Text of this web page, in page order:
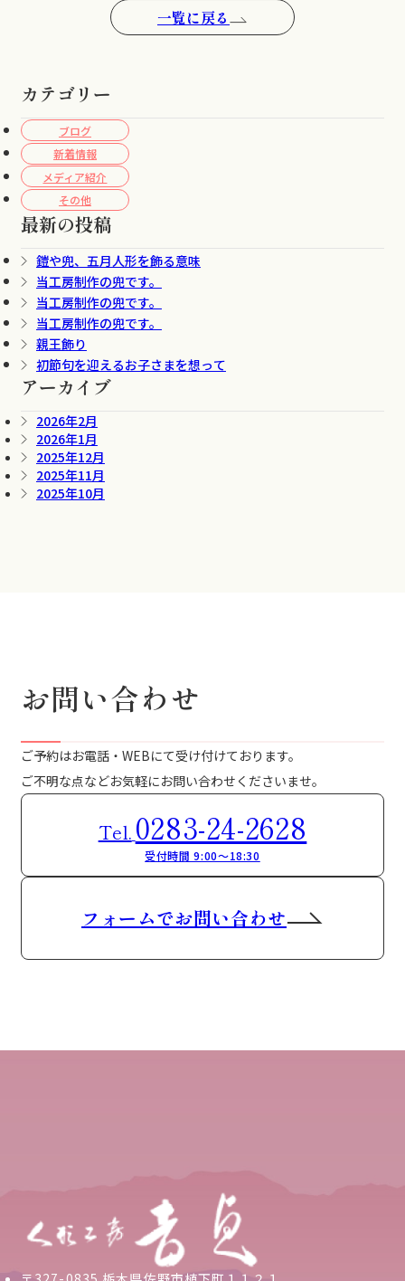
カテゴリー
ブログ
新着情報
メディア紹介
その他
最新の投稿
鎧や兜、五月人形を飾る意味
当工房制作の兜です。
当工房制作の兜です。
当工房制作の兜です。
親王飾り
初節句を迎えるお子さまを想って
アーカイブ
2026年2月
2026年1月
2025年12月
2025年11月
2025年10月
一覧に戻る
お問い合わせ
ご予約はお電話・WEBにて受け付けております。
ご不明な点などお気軽にお問い合わせくださいませ。
Tel. 0283-24-2628
受付時間 9:00～18:30
フォームでお問い合わせ